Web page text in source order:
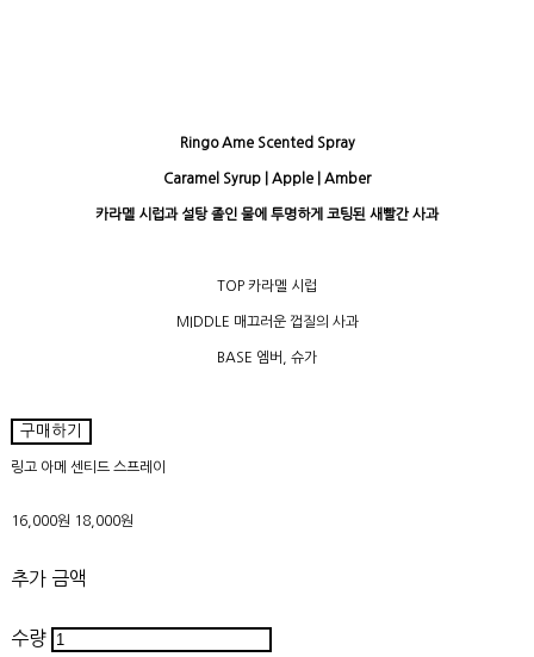
Ringo Ame Scented Spray
Caramel Syrup | Apple | Amber
카라멜 시럽과 설탕 졸인 물에 투명하게 코팅된 새빨간 사과
TOP 카라멜 시럽
MIDDLE 매끄러운 껍질의 사과
BASE 엠버, 슈가
구매하기
링고 아메 센티드 스프레이
16,000원 18,000원
추가 금액
수량